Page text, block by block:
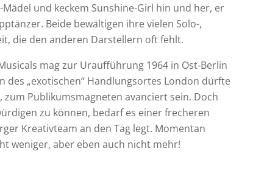
und keckem Sunshine-Girl hin und her, er
Beide bewältigen ihre vielen Solo-,
die den anderen Darstellern oft fehlt.
mag zur Uraufführung 1964 in Ost-Berlin
des „exotischen“ Handlungsortes London dürfte
Publikumsmagneten avanciert sein. Doch
zu können, bedarf es einer frecheren
Kreativteam an den Tag legt. Momentan
weniger, aber eben auch nicht mehr!